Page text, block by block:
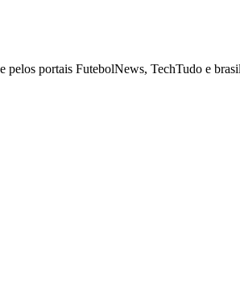
portais FutebolNews, TechTudo e